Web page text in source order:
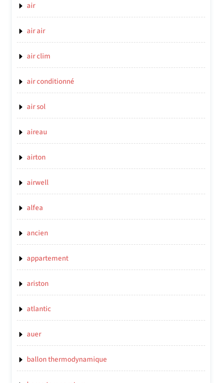
air
air air
air clim
air conditionné
air sol
aireau
airton
airwell
alfea
ancien
appartement
ariston
atlantic
auer
ballon thermodynamique